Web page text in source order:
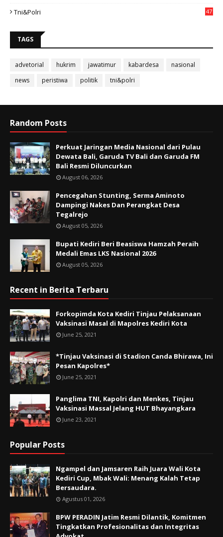
Tni&polri 47
TAGS
advetorial hukrim jawatimur kabardesa
nasional
news
peristiwa politik tni&polri
Random Posts
Perkuat Jaringan Media Nasional dari Pulau
Dewata Bali, Garuda TV Bali dan Garuda FM
Bali Resmi Diluncurkan
August 06, 2026
Pencegahan Stunting, Serma Aminoto
Dampingi Nakes Dan Perangkat Desa
Tegalrejo
August 05, 2026
Bupati Kediri Beri Beasiswa Hamzah Peraih
Medali Emas LKS Nasional 2026
August 05, 2026
Recent in Berita Terbaru
Forkopimda Kota Kediri Tinjau Pelaksanaan
Vaksinasi Masal di Mapolres Kediri Kota
June 25, 2021
*Tinjau Vaksinasi di Stadion Canda Bhirawa, Ini
Pesan Kapolres*
June 25, 2021
Panglima TNI, Kapolri dan Menkes, Tinjau
Vaksinasi Massal Jelang HUT Bhayangkara
June 23, 2021
Popular Posts
Ngampel dan Jamsaren Raih Juara Wali Kota
Kediri Cup, Mbak Wali: Menang Kalah Tetap
Bersaudara.
Agustus 01, 2026
BPW PERADIN Jatim Resmi Dilantik, Komitmen
Tingkatkan Profesionalitas dan Integritas